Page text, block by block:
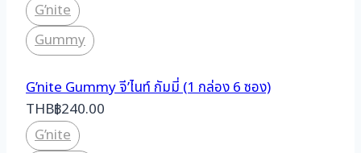
G’nite
Gummy
G’nite Gummy จี’ไนท์ กัมมี่ (1 กล่อง 6 ซอง)
THB฿240.00
G’nite